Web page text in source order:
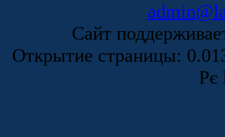
Сайт
Открытие страницы:
Рє